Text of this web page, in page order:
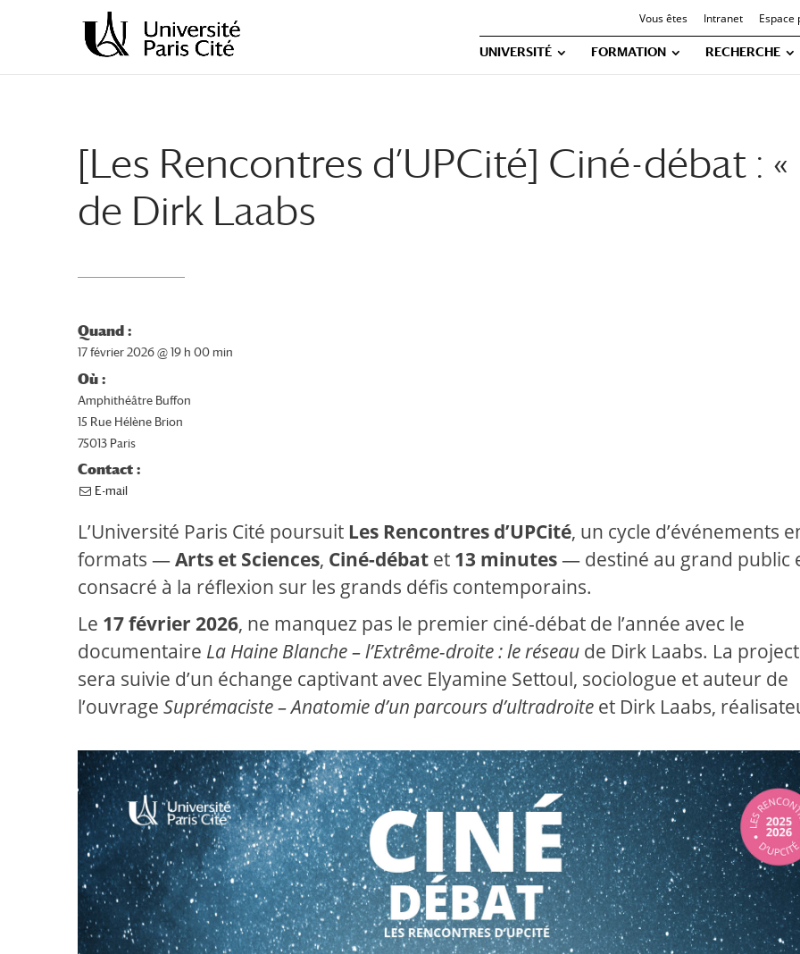
principal
navigation
Vous êtes Intranet Espace
UNIVERSITÉ FORMATION RECHERCHE
[Les Rencontres d’UPCité] Ciné-débat :
de Dirk Laabs
Quand :
17 février 2026 @ 19 h 00 min
Où :
Amphithéâtre Buffon
15 Rue Hélène Brion
75013 Paris
Contact :
E-mail
L’Université Paris Cité poursuit Les Rencontres d’UPCité, un cycle d’événements
formats —Arts et Sciences, Ciné-débat et 13 minutes— destiné au grand public
consacré à la réflexion sur les grands défis contemporains.
Le 17 février 2026, ne manquez pas le premier ciné-débat de l’année avec le
documentaire La Haine Blanche – l’Extrême-droite : le réseau de Dirk Laabs. La
sera suivie d’un échange captivant avec Elyamine Settoul, sociologue et auteur de
l’ouvrage Suprémaciste – Anatomie d’un parcours d’ultradroite et Dirk Laabs,